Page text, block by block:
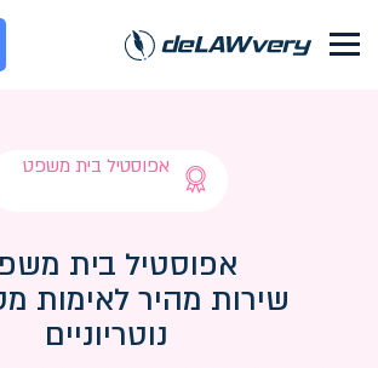
אפוסטיל בית משפט
אפוסטיל בית
שירות מהיר לאימות
נוטריוניים